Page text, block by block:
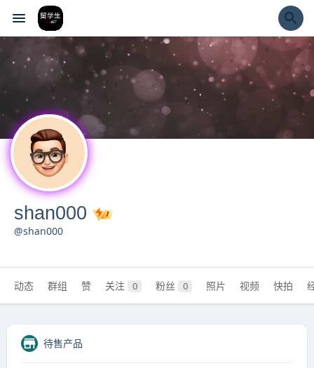
经验市
shan000
@shan000
动态 群组 赞 关注 0 粉丝 0 照片 视频 快拍
待售产品